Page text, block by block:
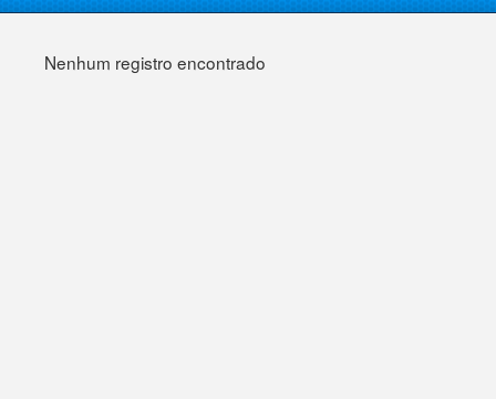
Nenhum registro encontrado